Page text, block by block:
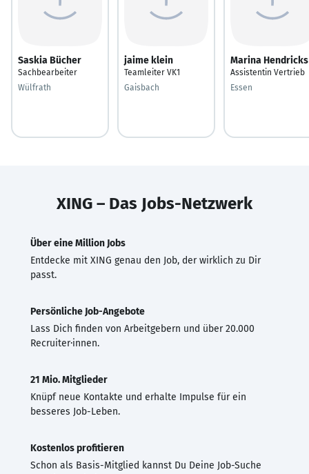
Saskia Bücher
Sachbearbeiter
Wülfrath
jaime klein
Teamleiter VK1
Gaisbach
Marina Hendricks
Assistentin Vertrieb
Essen
XING – Das Jobs-Netzwerk
Über eine Million Jobs
Entdecke mit XING genau den Job, der wirklich zu Dir
passt.
Persönliche Job-Angebote
Lass Dich finden von Arbeitgebern und über 20.000
Recruiter·innen.
21 Mio. Mitglieder
Knüpf neue Kontakte und erhalte Impulse für ein
besseres Job-Leben.
Kostenlos profitieren
Schon als Basis-Mitglied kannst Du Deine Job-Suche